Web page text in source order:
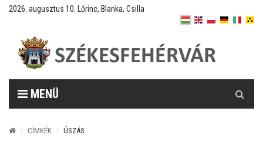
2026. augusztus 10. Lőrinc, Blanka, Csilla
MENÜ
CÍMKÉK ÚSZÁS